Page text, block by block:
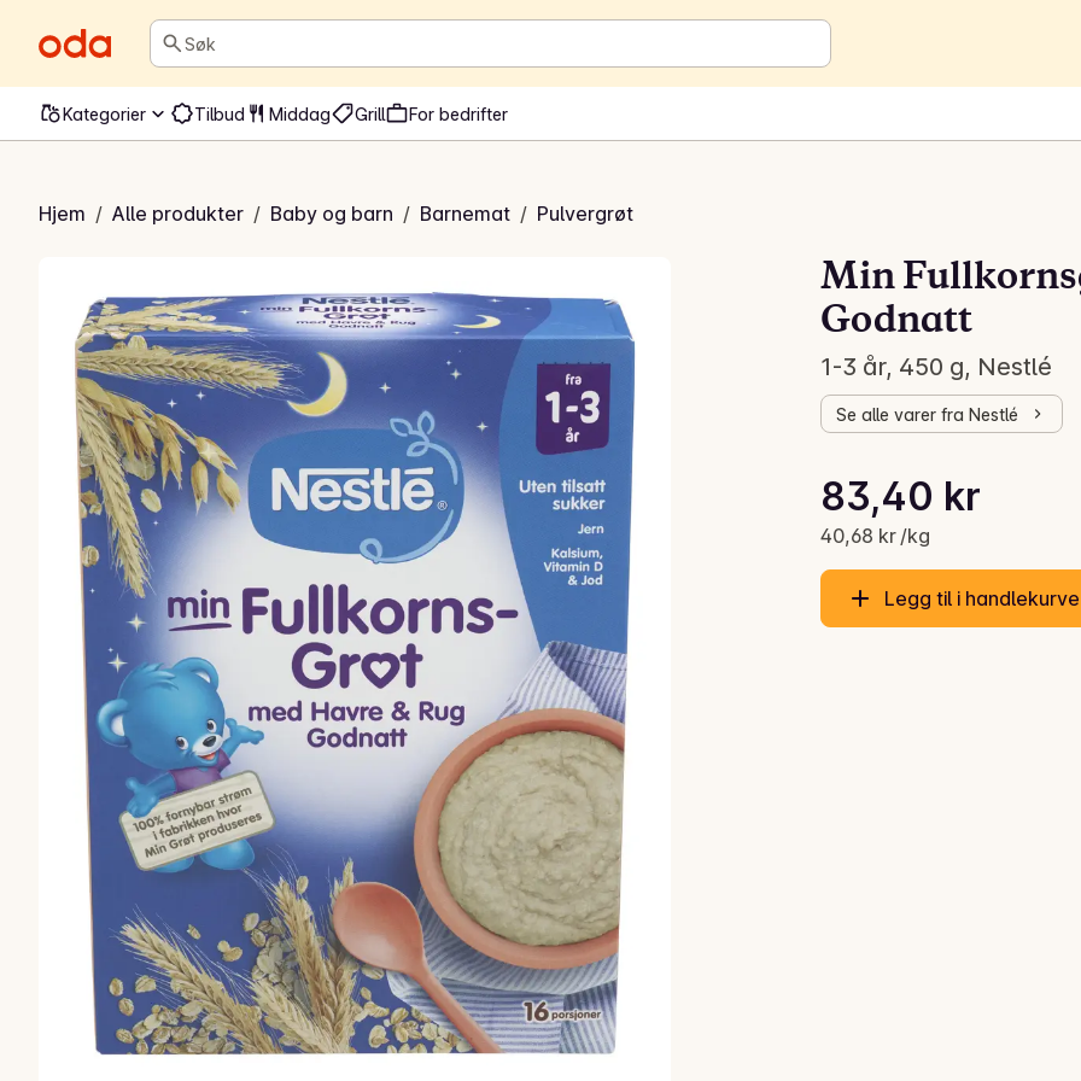
Søk
Kategorier Tilbud Middag Grill For bedrifter
Hjem / Alle produkter / Baby og barn / Barnemat / Pulvergrøt
havre og rug Godnatt
Min
Godnatt
1-3 år, 450 g, Nestlé
Se alle varer fra Nestlé
Gjeldende pris er: 83,40 kr
83,40 kr
40,68 kr /kg
Stykkpris: 40,68 kr /kg
Legg til i